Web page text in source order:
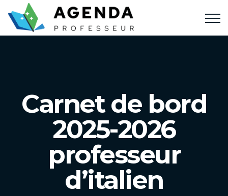
Carnet de bord
2025-2026
professeur
d’italien